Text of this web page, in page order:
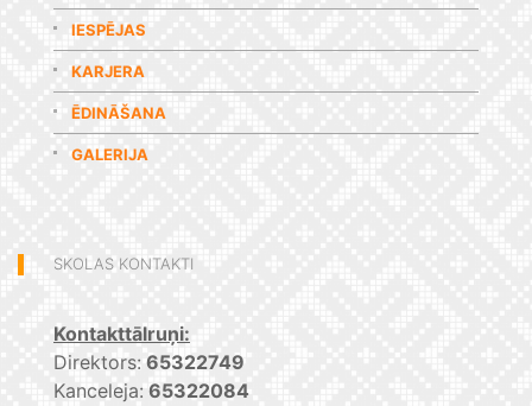
IESPĒJAS
KARJERA
ĒDINĀŠANA
GALERIJA
SKOLAS KONTAKTI
Kontakttālruņi:
Direktors: 65322749
Kanceleja: 65322084